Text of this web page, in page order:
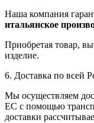
Наша компания
итальянское
Приобретая товар,
изделие.
6. Доставка по всей
Мы осуществляем
ЕС с помощью
доставки